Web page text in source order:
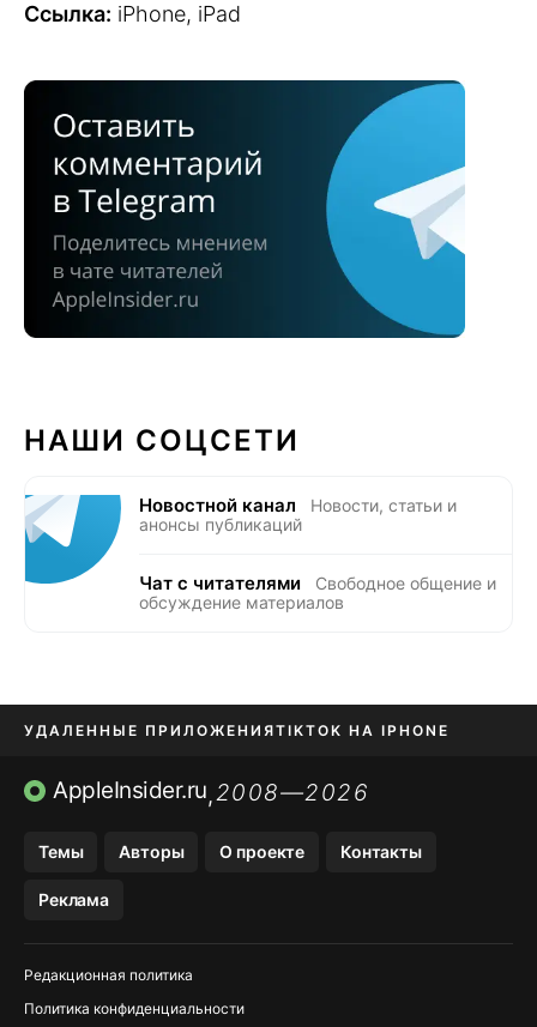
Ссылка: iPhone, iPad
НАШИ СОЦСЕТИ
Новостной канал
Новости, статьи и
анонсы публикаций
Чат с читателями
Свободное общение и
обсуждение материалов
УДАЛЕННЫЕ ПРИЛОЖЕНИЯTIKTOK НА IPHONE
ПРИЛОЖЕНИЯ БЕЗ APP STORE
AppleInsider.ru,2008—2026
Темы Авторы О проекте Контакты
Реклама
Редакционная политика
Политика конфиденциальности